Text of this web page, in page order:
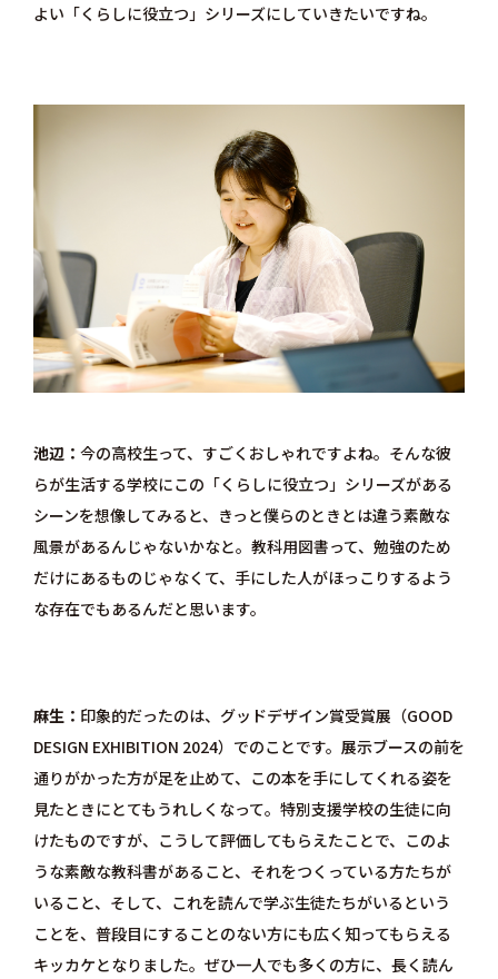
よい「くらしに役立つ」シリーズにしていきたいですね。
池辺
今の高校生って、すごくおしゃれですよね。そんな彼
らが生活する学校にこの「くらしに役立つ」シリーズがある
シーンを想像してみると、きっと僕らのときとは違う素敵な
風景があるんじゃないかなと。教科用図書って、勉強のため
だけにあるものじゃなくて、手にした人がほっこりするよう
な存在でもあるんだと思います。
麻生
印象的だったのは、グッドデザイン賞受賞展（GOOD
DESIGN EXHIBITION 2024）でのことです。展示ブースの前を
通りがかった方が足を止めて、この本を手にしてくれる姿を
見たときにとてもうれしくなって。特別支援学校の生徒に向
けたものですが、こうして評価してもらえたことで、このよ
うな素敵な教科書があること、それをつくっている方たちが
いること、そして、これを読んで学ぶ生徒たちがいるという
ことを、普段目にすることのない方にも広く知ってもらえる
キッカケとなりました。ぜひ一人でも多くの方に、長く読ん